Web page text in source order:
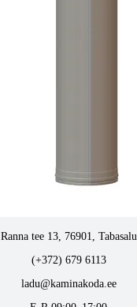
Ranna tee 13, 76901, Tabasalu
(+372) 679 6113
ladu@kaminakoda.ee